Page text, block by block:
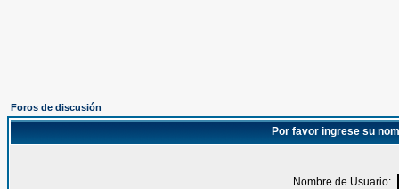
Foros de discusión
Por favor ingrese su
Nombre de Usuario: